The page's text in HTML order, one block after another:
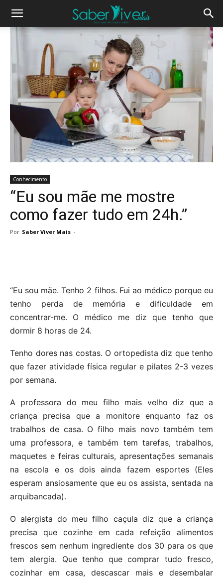
Conhecimento
“Eu sou mãe me mostre
como fazer tudo em 24h.”
Por Saber Viver Mais -
“Eu sou mãe. Tenho 2 filhos. Fui ao médico porque eu
tenho perda de memória e dificuldade em
concentrar-me. O médico me diz que tenho que
dormir 8 horas de 24.
Tenho dores nas costas. O ortopedista diz que tenho
que fazer atividade física regular e pilates 2-3 vezes
por semana.
A professora do meu filho mais velho diz que a
criança precisa que a monitore enquanto faz os
trabalhos de casa. O filho mais novo também tem
uma professora, e também tem tarefas, trabalhos,
maquetes e feiras culturais, apresentações semanais
na escola e os dois ainda fazem esportes (Eles
esperam ansiosamente que eu os assista, sentada na
arquibancada).
O alergista do meu filho caçula diz que a criança
precisa que cozinhe em cada refeição alimentos
frescos sem nenhum ingrediente dos 30 para os que
tem alergia. Que tenho que comprar tudo fresco,
cozinhar em casa, descascar mais e desembalar